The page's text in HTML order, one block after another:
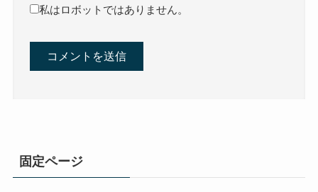
私はロボットではありません。
固定ページ